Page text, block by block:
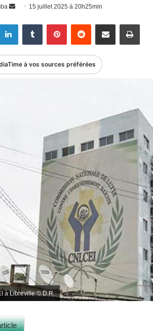
Envoyer
courriel
15 juillet 2025 à 20h25min
LinkedinTumblr PinterestReddit Partager par email
à vos sources préférées
à Libreville © D.R.